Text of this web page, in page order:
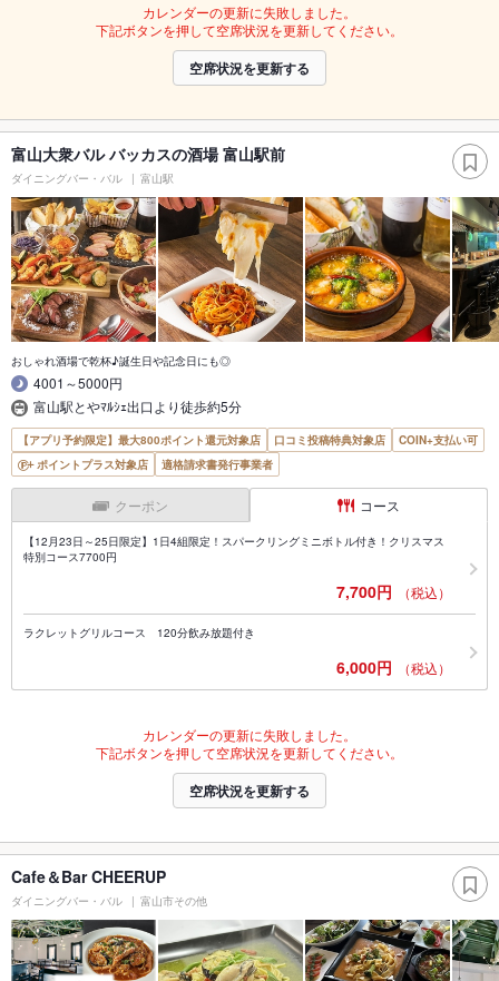
カレンダーの更新に失敗しました。
下記ボタンを押して空席状況を更新してください。
空席状況を更新する
富山大衆バル バッカスの酒場 富山駅前
ダイニングバー・バル 富山駅
おしゃれ酒場で乾杯♪誕生日や記念日にも◎
4001～5000円
富山駅とやﾏﾙｼｪ出口より徒歩約5分
【アプリ予約限定】最大800ポイント還元対象店 口コミ投稿特典対象店
COIN+支払い可
ポイントプラス対象店
適格請求書発行事業者
クーポン コース
【12月23日～25日限定】1日4組限定！スパークリングミニボトル付き！クリスマス
特別コース7700円
7,700円 （税込）
ラクレットグリルコース 120分飲み放題付き
6,000円 （税込）
カレンダーの更新に失敗しました。
下記ボタンを押して空席状況を更新してください。
空席状況を更新する
Cafe＆Bar CHEERUP
ダイニングバー・バル 富山市その他